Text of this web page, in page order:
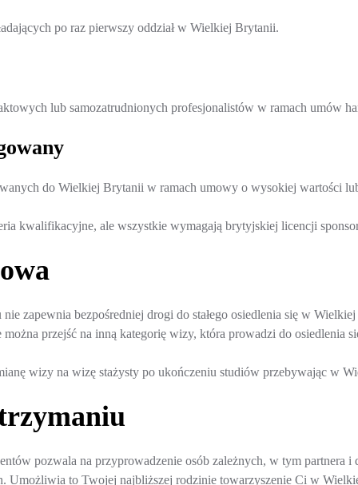
po raz pierwszy oddział w Wielkiej Brytanii.
lub samozatrudnionych profesjonalistów w ramach umów
do Wielkiej Brytanii w ramach umowy o wysokiej wartości
kwalifikacyjne, ale wszystkie wymagają brytyjskiej licencji
zapewnia bezpośredniej drogi do stałego osiedlenia się w
można przejść na inną kategorię wizy, która prowadzi do osiedlenia
wizy na wizę stażysty po ukończeniu studiów przebywając w
pozwala na przyprowadzenie osób zależnych, w tym partnera
Umożliwia to Twojej najbliższej rodzinie towarzyszenie Ci w